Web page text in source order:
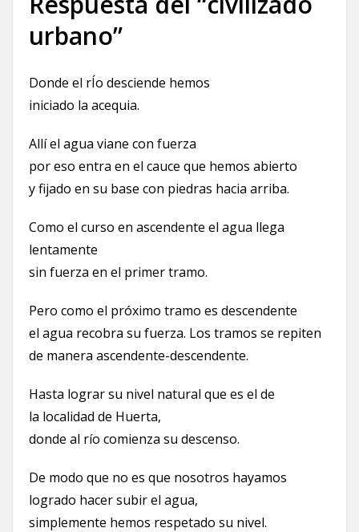
urbano”
Donde el rÍo desciende hemos
iniciado la acequia.
Allí el agua viane con fuerza
por eso entra en el cauce que hemos abierto
y fijado en su base con piedras hacia arriba.
Como el curso en ascendente el agua llega
lentamente
sin fuerza en el primer tramo.
Pero como el próximo tramo es descendente
el agua recobra su fuerza. Los tramos se repiten
de manera ascendente-descendente.
Hasta lograr su nivel natural que es el de
la localidad de Huerta,
donde al río comienza su descenso.
De modo que no es que nosotros hayamos
logrado hacer subir el agua,
simplemente hemos respetado su nivel.